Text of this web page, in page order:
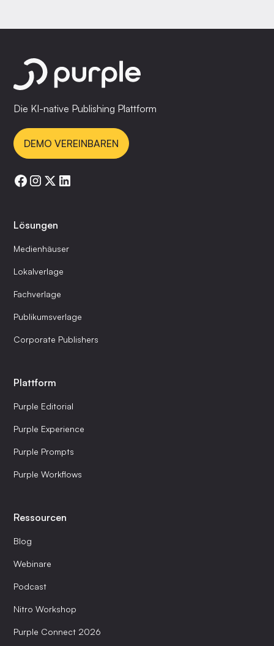
Die KI-native Publishing Plattform
DEMO VEREINBAREN
Lösungen
Medienhäuser
Lokalverlage
Fachverlage
Publikumsverlage
Corporate Publishers
Plattform
Purple Editorial
Purple Experience
Purple Prompts
Purple Workflows
Ressourcen
Blog
Webinare
Podcast
Nitro Workshop
Purple Connect 2026